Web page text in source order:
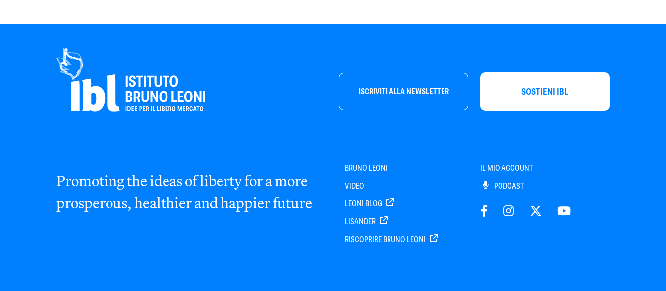
ISCRIVITI ALLA NEWSLETTER SOSTIENI IBL
Promoting the ideas of liberty for a more
prosperous, healthier and happier future
BRUNO LEONI
VIDEO
LEONI BLOG
LISANDER
RISCOPRIRE BRUNO LEONI
IL MIO ACCOUNT
PODCAST